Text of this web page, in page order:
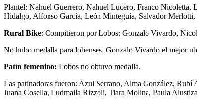
Plantel: Nahuel Guerrero, Nahuel Lucero, Franco Nicoletta,
Hidalgo, Alfonso García, León Minteguía, Salvador
Rural Bike: Compitieron por Lobos: Gonzalo Vivardo,
No hubo medalla para lobenses, Gonzalo Vivardo el mejor
Patín femenino: Lobos no obtuvo medalla.
Las patinadoras fueron: Azul Serrano, Alma González,
Juana Cosella, Ludmaila Rizzoli, Tiara Molina, Paula